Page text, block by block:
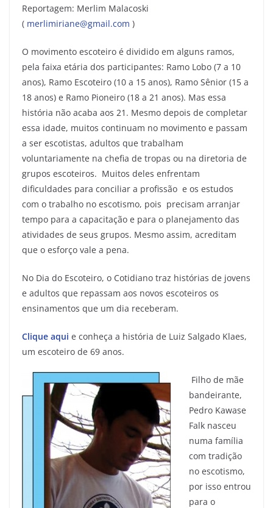
Reportagem: Merlim Malacoski
( merlimiriane@gmail.com )
O movimento escoteiro é dividido em alguns ramos,
pela faixa etária dos participantes: Ramo Lobo (7 a 10
anos), Ramo Escoteiro (10 a 15 anos), Ramo Sênior (15 a
18 anos) e Ramo Pioneiro (18 a 21 anos). Mas essa
história não acaba aos 21. Mesmo depois de completar
essa idade, muitos continuam no movimento e passam
a ser escotistas, adultos que trabalham
voluntariamente na chefia de tropas ou na diretoria de
grupos escoteiros. Muitos deles enfrentam
dificuldades para conciliar a profissão e os estudos
com o trabalho no escotismo, pois precisam arranjar
tempo para a capacitação e para o planejamento das
atividades de seus grupos. Mesmo assim, acreditam
que o esforço vale a pena.
No Dia do Escoteiro, o Cotidiano traz histórias de jovens
e adultos que repassam aos novos escoteiros os
ensinamentos que um dia receberam.
Clique aqui e conheça a história de Luiz Salgado Klaes,
um escoteiro de 69 anos.
Filho de mãe
bandeirante,
Pedro Kawase
Falk nasceu
numa família
com tradição
no escotismo,
por isso entrou
para o